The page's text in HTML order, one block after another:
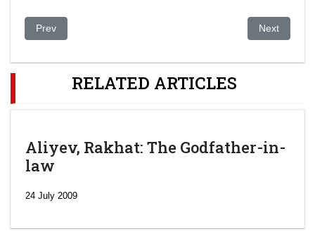
Previous article: The pop star and the opera singer:
Prev Next article:
Next
RELATED ARTICLES
Aliyev, Rakhat: The Godfather-in-
law
24 July 2009